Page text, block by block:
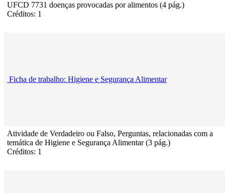
UFCD 7731 doenças provocadas por alimentos (4 pág.)
Créditos: 1
Ficha de trabalho: Higiene e Segurança Alimentar
Atividade de Verdadeiro ou Falso, Perguntas, relacionadas com a
temática de Higiene e Segurança Alimentar (3 pág.)
Créditos: 1